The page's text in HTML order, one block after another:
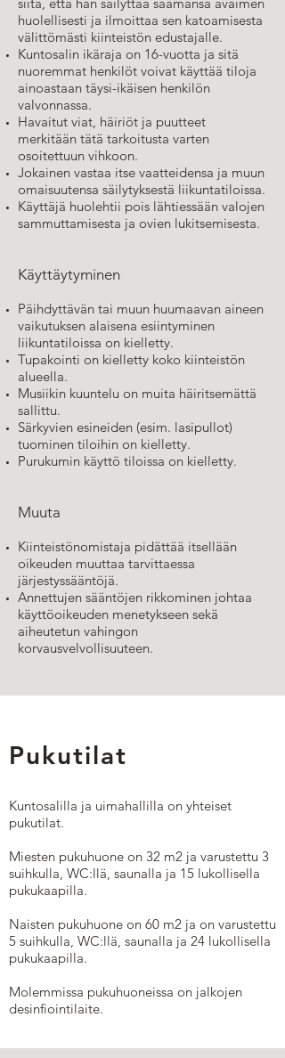
huolellisesti ja ilmoittaa sen katoamisesta
välittömästi kiinteistön edustajalle.
Kuntosalin ikäraja on 16-vuotta ja sitä
nuoremmat henkilöt voivat käyttää tiloja
ainoastaan täysi-ikäisen henkilön
valvonnassa.
Havaitut viat, häiriöt ja puutteet
merkitään tätä tarkoitusta varten
osoitettuun vihkoon.
Jokainen vastaa itse vaatteidensa ja muun
omaisuutensa säilytyksestä liikuntatiloissa.
Käyttäjä huolehtii pois lähtiessään valojen
sammuttamisesta ja ovien lukitsemisesta.
Käyttäytyminen
Päihdyttävän tai muun huumaavan aineen
vaikutuksen alaisena esiintyminen
liikuntatiloissa on kielletty.
Tupakointi on kielletty koko kiinteistön
alueella.
Musiikin kuuntelu on muita häiritsemättä
sallittu.
Särkyvien esineiden (esim. lasipullot)
tuominen tiloihin on kielletty.
Purukumin käyttö tiloissa on kielletty.
Muuta
Kiinteistönomistaja pidättää itsellään
oikeuden muuttaa tarvittaessa
järjestyssääntöjä.
Annettujen sääntöjen rikkominen johtaa
käyttöoikeuden menetykseen sekä
aiheutetun vahingon
korvausvelvollisuuteen.
Pukutilat
Kuntosalilla ja uimahallilla on yhteiset
pukutilat.
Miesten pukuhuone on 32 m2 ja varustettu 3
suihkulla, WC:llä, saunalla ja 15 lukollisella
pukukaapilla.
Naisten pukuhuone on 60 m2 ja on varustettu
5 suihkulla, WC:llä, saunalla ja 24 lukollisella
pukukaapilla.
Molemmissa pukuhuoneissa on jalkojen
desinfiointilaite.